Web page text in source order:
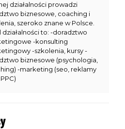
działalności prowadzi
biznesowe, coaching i
szeroko znane w Polsce.
działalności to: -doradztwo
-konsulting
-szkolenia, kursy -
biznesowe (psychologia,
-marketing (seo, reklamy